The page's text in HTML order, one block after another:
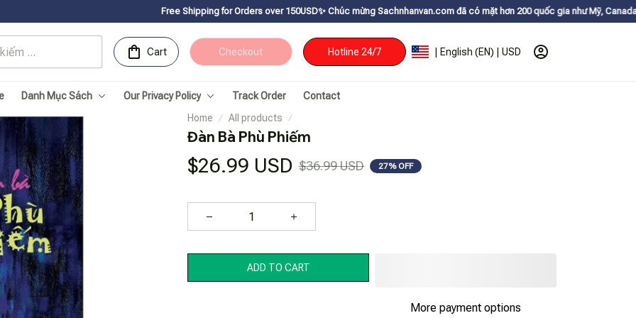
Free Shipping for Orders over 150USDㅤ✨ Chúc mừng Sachnhanvan.com đã có mặt hơn 200 quốc gia như Mỹ, Canada, Úc, Nhật,
Cart Checkout Hotline 24/7 | English (EN) | USD
Danh Mục Sách Our Privacy Policy Track Order
Contact
Home
All products
Đàn Bà Phù Phiếm
$26.99 USD $36.99 USD 27% OFF
ADD TO CART
More payment options